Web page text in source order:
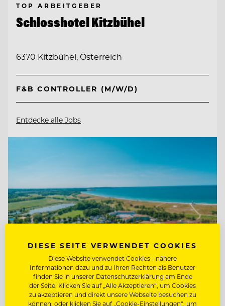
TOP ARBEITGEBER
Schlosshotel Kitzbühel
6370 Kitzbühel, Österreich
F&B CONTROLLER (M/W/D)
Entdecke alle Jobs
TOP ARBEITGEBER
DIESE SEITE VERWENDET COOKIES
Diese Website verwendet Cookies - nähere
Informationen dazu und zu Ihren Rechten als Benutzer
finden Sie in unserer Datenschutzerklärung am Ende
der Seite. Klicken Sie auf „Alle Akzeptieren“, um Cookies
zu akzeptieren und direkt unsere Webseite besuchen zu
können, oder klicken Sie auf „Cookie-Einstellungen“, um